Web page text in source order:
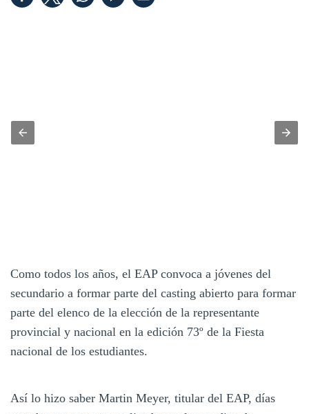
Como todos los años, el EAP convoca a jóvenes del
secundario a formar parte del casting abierto para formar
parte del elenco de la elección de la representante
provincial y nacional en la edición 73º de la Fiesta
nacional de los estudiantes.
Así lo hizo saber Martin Meyer, titular del EAP, días